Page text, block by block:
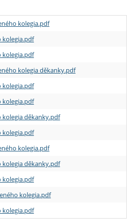
kolegia.pdf
kolegia.pdf
kolegia.pdf
kolegia děkanky.pdf
kolegia.pdf
kolegia.pdf
kolegia děkanky.pdf
kolegia.pdf
kolegia.pdf
kolegia děkanky.pdf
kolegia.pdf
kolegia.pdf
kolegia.pdf